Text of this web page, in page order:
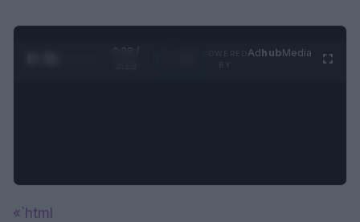
0:29 /
AdhubMedia
«`html